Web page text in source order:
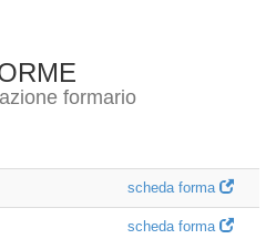
formario
scheda forma
scheda forma